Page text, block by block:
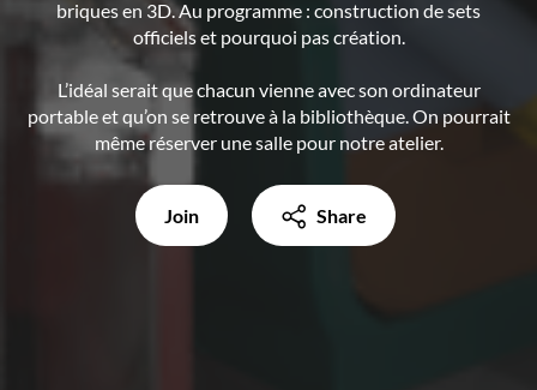
briques en 3D. Au programme : construction de sets
officiels et pourquoi pas création.
L’idéal serait que chacun vienne avec son ordinateur
portable et qu’on se retrouve à la bibliothèque. On pourrait
même réserver une salle pour notre atelier.
Join Share